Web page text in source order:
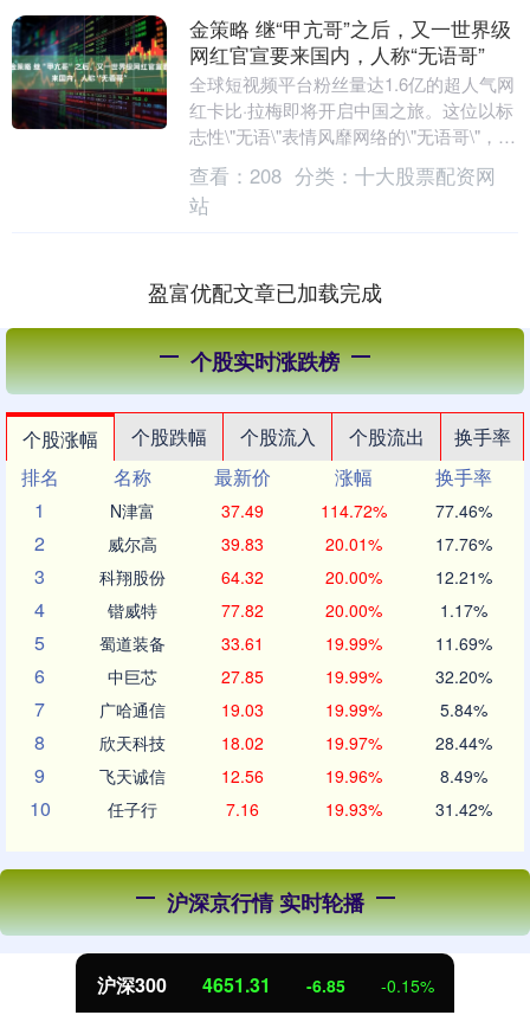
金策略 继“甲亢哥”之后，又一世界级
网红官宣要来国内，人称“无语哥”
全球短视频平台粉丝量达1.6亿的超人气网
红卡比·拉梅即将开启中国之旅。这位以标
志性\"无语\"表情风靡网络的\"无语哥\"，计
划于9月造访天津、重庆和广州三座城....
查看： 208 分类： 十大股票配资网
站
盈富优配文章已加载完成
个股实时涨跌榜
个股涨幅 个股跌幅 个股流入 个股流出
换手率
排名
名称 最新价 涨幅
换手率
1
N津富 37.49 114.72% 77.46%
2 威尔高 39.83 20.01% 17.76%
3 科翔股份 64.32 20.00% 12.21%
4 锴威特 77.82 20.00% 1.17%
5 蜀道装备 33.61 19.99% 11.69%
6 中巨芯 27.85 19.99% 32.20%
7 广哈通信 19.03 19.99% 5.84%
8 欣天科技 18.02 19.97% 28.44%
9 飞天诚信 12.56 19.96% 8.49%
10 任子行 7.16 19.93% 31.42%
沪深京行情 实时轮播
沪深300 4651.31 -6.85 -0.15%